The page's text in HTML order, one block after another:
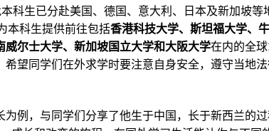
科生已分赴美国、德国、意大利、日本及新加坡等
本科生提供前往包括香港科技大学、斯坦福大学、
尔士大学、新加坡国立大学和大阪大学在内的全
望同学们在外求学时要注意自身安全，遵守当地
例，与同学们分享了他生于中国，长于新西兰的